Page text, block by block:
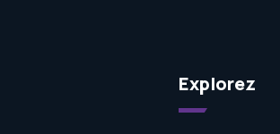
Explorez